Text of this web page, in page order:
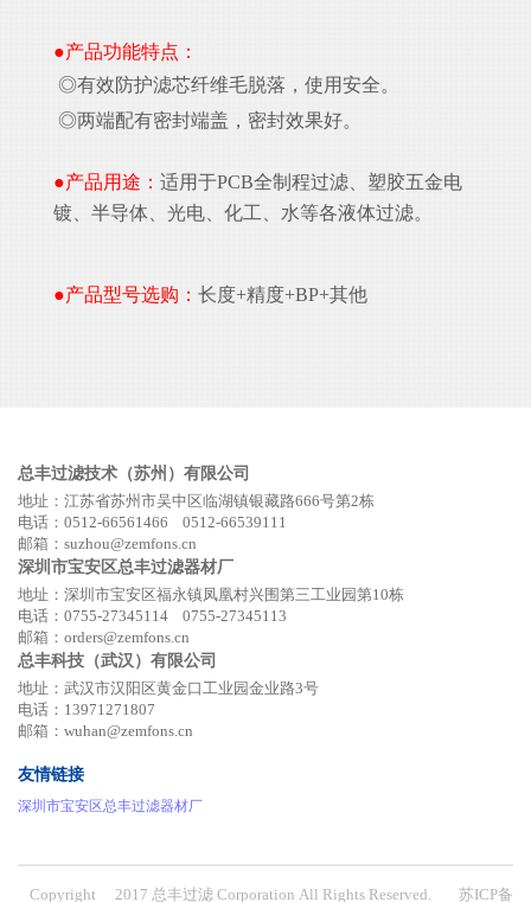
●产品功能特点：
◎有效防护滤芯纤维毛脱落， 使用安全。
◎两端配有密封端盖，密封效果好。
●产品用途： 适用于PCB全制程过滤、塑胶五金电
镀、半导体、光电、化工、水等各液体过滤。
●产品型号选购： 长度+精度+BP+其他
总丰过滤技术（苏州）有限公司
地址：江苏省苏州市吴中区临湖镇银藏路666号第2栋
电话：0512-66561466 0512-66539111
邮箱：suzhou@zemfons.cn
深圳市宝安区总丰过滤器材厂
地址：深圳市宝安区福永镇凤凰村兴围第三工业园第10栋
电话：0755-27345114 0755-27345113
邮箱：orders@zemfons.cn
总丰科技（武汉）有限公司
地址：武汉市汉阳区黄金口工业园金业路3号
电话：13971271807
邮箱：wuhan@zemfons.cn
友情链接
深圳市宝安区总丰过滤器材厂
Copyright ©2017 总丰过滤 Corporation All Rights Reserved. 苏ICP备